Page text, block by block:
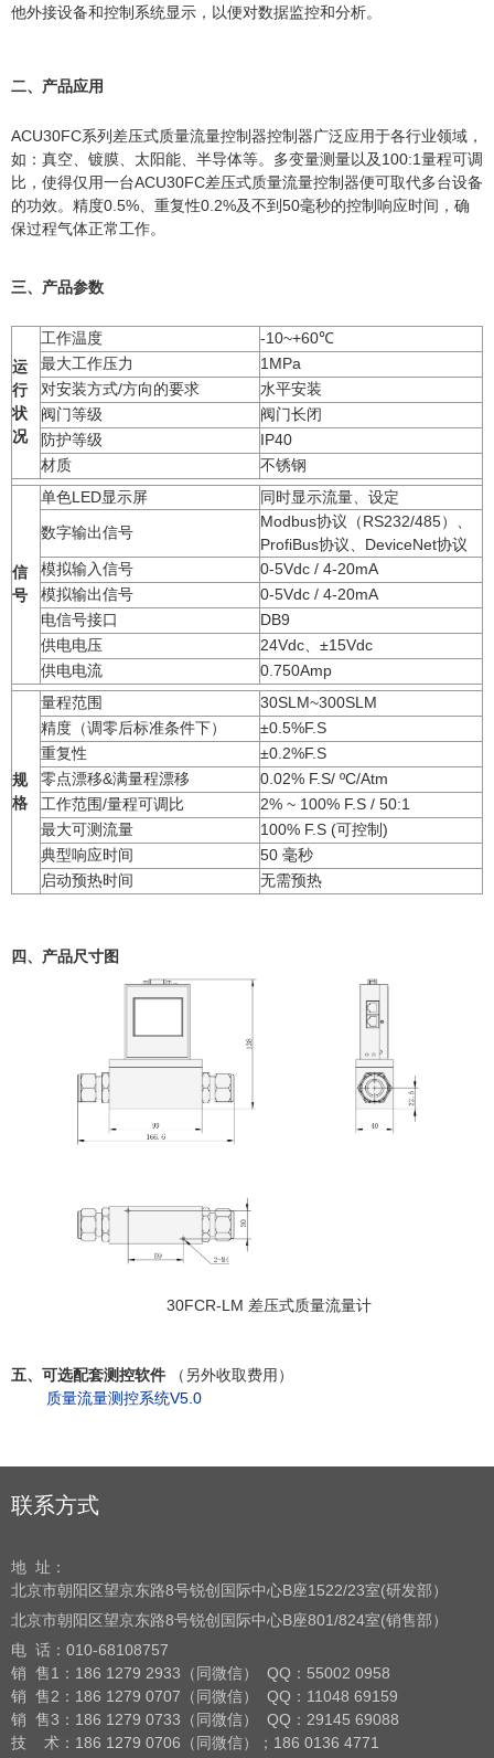
他外接设备和控制系统显示，以便对数据监控和分析。
二、产品应用
ACU30FC系列差压式质量流量控制器控制器广泛应用于各行业领域，
如：真空、镀膜、太阳能、半导体等。多变量测量以及100:1量程可调
比，使得仅用一台ACU30FC差压式质量流量控制器便可取代多台设备
的功效。精度0.5%、重复性0.2%及不到50毫秒的控制响应时间，确
保过程气体正常工作。
三、产品参数
运
行
状
况
工作温度
-10~+60℃
最大工作压力
1MPa
对安装方式/方向的要求
水平安装
阀门等级
阀门长闭
防护等级
IP40
材质
不锈钢
信
号
单色LED显示屏
同时显示流量、设定
数字输出信号
Modbus协议（RS232/485）、
ProfiBus协议、DeviceNet协议
模拟输入信号
0-5Vdc / 4-20mA
模拟输出信号
0-5Vdc / 4-20mA
电信号接口
DB9
供电电压
24Vdc、±15Vdc
供电电流
0.750Amp
规
格
量程范围
30SLM~300SLM
精度（调零后标准条件下）
±0.5%F.S
重复性
±0.2%F.S
零点漂移&满量程漂移
0.02% F.S/ ºC/Atm
工作范围/量程可调比
2% ~ 100% F.S / 50:1
最大可测流量
100% F.S (可控制)
典型响应时间
50 毫秒
启动预热时间
无需预热
四、产品尺寸图
30FCR-LM 差压式质量流量计
五、可选配套测控软件
（另外收取费用）
质量流量测控系统V5.0
联系方式
地 址：
北京市朝阳区望京东路8号锐创国际中心B座1522/23室(研发部）
北京市朝阳区望京东路8号锐创国际中心B座801/824室(销售部）
电 话： 010-68108757
销 售1：186 1279 2933（同微信） QQ：55002 0958
销 售2：186 1279 0707（同微信） QQ：11048 69159
销 售3：186 1279 0733（同微信） QQ：29145 69088
技 术：186 1279 0706（同微信）；186 0136 4771